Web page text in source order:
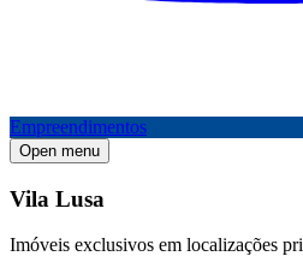
Empreendimentos
Open menu
Vila Lusa
Imóveis exclusivos em localizações